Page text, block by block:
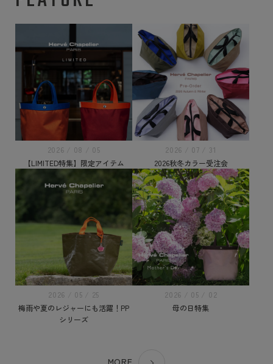
2026 / 08 / 05
【LIMITED特集】限定アイテム
2026 / 07 / 31
2026秋冬カラー受注会
2026 / 05 / 25
梅雨や夏のレジャーにも活躍！PP
シリーズ
2026 / 05 / 02
母の日特集